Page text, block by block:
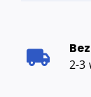
2-3